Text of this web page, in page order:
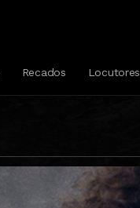
Recados Locutores